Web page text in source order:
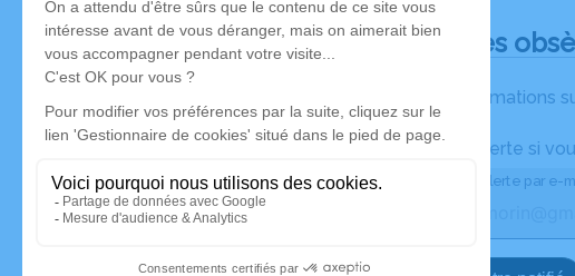
Déroulé des
Les informations
Activez une alerte si
Recevoir une alerte par e-